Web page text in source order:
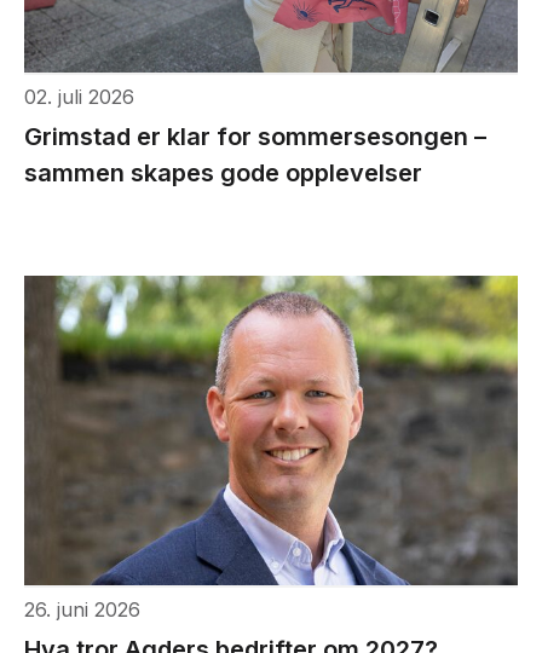
02. juli 2026
Grimstad er klar for sommersesongen –
sammen skapes gode opplevelser
26. juni 2026